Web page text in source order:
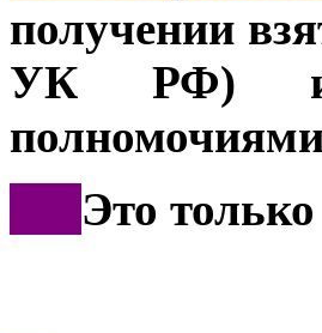
получении
УК РФ) и
Это